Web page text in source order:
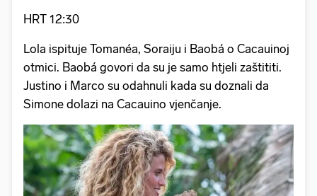
HRT 12:30
Lola ispituje Tomanéa, Soraiju i Baobá o Cacauinoj
otmici. Baobá govori da su je samo htjeli zaštititi.
Justino i Marco su odahnuli kada su doznali da
Simone dolazi na Cacauino vjenčanje.